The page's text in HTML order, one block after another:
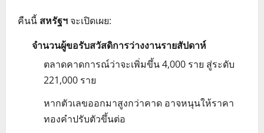
คืนนี้ สหรัฐฯ จะเปิดเผย:
จำนวนผู้ขอรับสวัสดิการว่างงานรายสัปดาห์
ตลาดคาดการณ์ว่าจะเพิ่มขึ้น 4,000 ราย สู่ระดับ
221,000 ราย
หากตัวเลขออกมาสูงกว่าคาด อาจหนุนให้ราคา
ทองคำปรับตัวขึ้นต่อ